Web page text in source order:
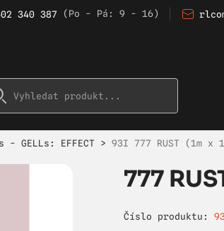
340 387 (Po - Pá: 9 - 16)
- GELLs: EFFECT > 93I 777 RUST (1m x
777
Číslo produktu: